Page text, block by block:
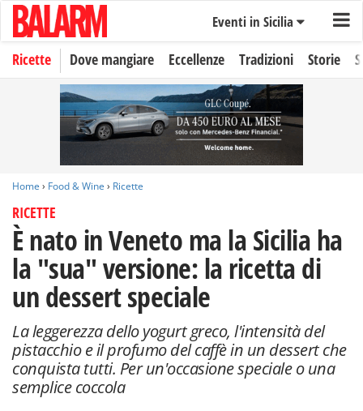
Eventi in Sicilia
Ricette Dove mangiare Eccellenze Tradizioni Storie
Home › Food & Wine › Ricette
RICETTE
È nato in Veneto ma la Sicilia ha
la "sua" versione: la ricetta di
un dessert speciale
La leggerezza dello yogurt greco, l'intensità del
pistacchio e il profumo del caffè in un dessert che
conquista tutti. Per un'occasione speciale o una
semplice coccola